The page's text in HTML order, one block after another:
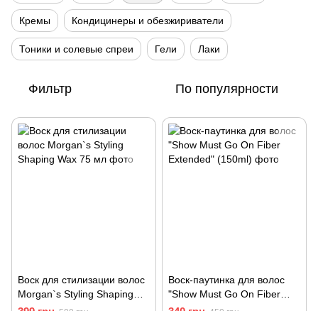
Кремы Кондицинеры и обезжириватели
Тоники и солевые спреи Гели Лаки
Фильтр По популярности
Воск для стилизации волос
Morgan`s Styling Shaping
Wax 75 мл
Воск-паутинка для волос
"Show Must Go On Fiber
Extended" (150ml)